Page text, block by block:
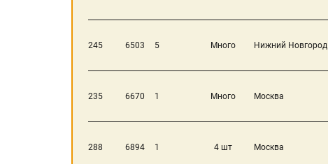
245 6503 5 Много Нижний Новгород
235 6670 1 Много Москва
288 6894 1 4 шт Москва